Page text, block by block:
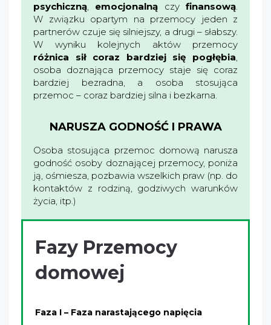
psychiczną, emocjonalną czyfinansową.
W związku opartym na przemocy jeden z
partnerów czuje się silniejszy, a drugi – słabszy.
W wyniku kolejnych aktów przemocy
różnica sił coraz bardziej się pogłębia,
osoba doznająca przemocy staje się coraz
bardziej bezradna, a osoba stosująca
przemoc – coraz bardziej silna i bezkarna.
NARUSZA GODNOŚĆ I PRAWA
Osoba stosująca przemoc domową narusza
godność osoby doznającej przemocy, poniża
ją, ośmiesza, pozbawia wszelkich praw (np. do
kontaktów z rodziną, godziwych warunków
życia, itp.)
Fazy Przemocy
domowej
Faza I – Faza narastającego napięcia